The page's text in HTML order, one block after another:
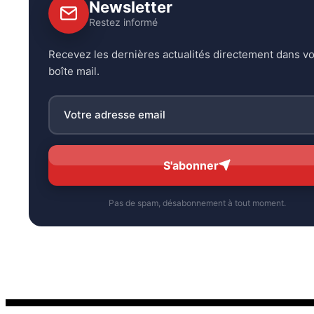
Newsletter
Restez informé
Recevez les dernières actualités directement dans
boîte mail.
S'abonner
Pas de spam, désabonnement à tout moment.